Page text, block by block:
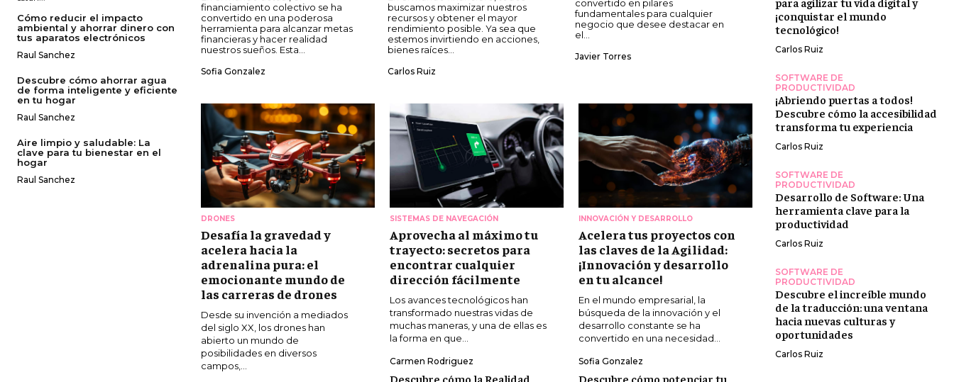
Cómo reducir el impacto
ambiental y ahorrar dinero con
tus aparatos electrónicos
Raul Sanchez
Descubre cómo ahorrar agua
de forma inteligente y eficiente
en tu hogar
Raul Sanchez
Aire limpio y saludable: La
clave para tu bienestar en el
hogar
Raul Sanchez
financiamiento colectivo se ha
convertido en una poderosa
herramienta para alcanzar metas
financieras y hacer realidad
nuestros sueños. Esta...
Sofia Gonzalez
buscamos maximizar nuestros
recursos y obtener el mayor
rendimiento posible. Ya sea que
estemos invirtiendo en acciones,
bienes raíces...
Carlos Ruiz
convertido en pilares
fundamentales para cualquier
negocio que desee destacar en
el...
Javier Torres
DRONES
Desafía la gravedad y
acelera hacia la
adrenalina pura: el
emocionante mundo de
las carreras de drones
Desde su invención a mediados
del siglo XX, los drones han
abierto un mundo de
posibilidades en diversos
campos,...
SISTEMAS DE NAVEGACIÓN
Aprovecha al máximo tu
trayecto: secretos para
encontrar cualquier
dirección fácilmente
Los avances tecnológicos han
transformado nuestras vidas de
muchas maneras, y una de ellas es
la forma en que...
Carmen Rodriguez
Descubre cómo la Realidad
INNOVACIÓN Y DESARROLLO
Acelera tus proyectos con
las claves de la Agilidad:
¡Innovación y desarrollo
en tu alcance!
En el mundo empresarial, la
búsqueda de la innovación y el
desarrollo constante se ha
convertido en una necesidad...
Sofia Gonzalez
Descubre cómo potenciar tu
¡conquistar el mundo
tecnológico!
Carlos Ruiz
SOFTWARE DE
PRODUCTIVIDAD
¡Abriendo puertas a todos!
Descubre cómo la accesibilidad
transforma tu experiencia
Carlos Ruiz
SOFTWARE DE
PRODUCTIVIDAD
Desarrollo de Software: Una
herramienta clave para la
productividad
Carlos Ruiz
SOFTWARE DE
PRODUCTIVIDAD
Descubre el increíble mundo
de la traducción: una ventana
hacia nuevas culturas y
oportunidades
Carlos Ruiz